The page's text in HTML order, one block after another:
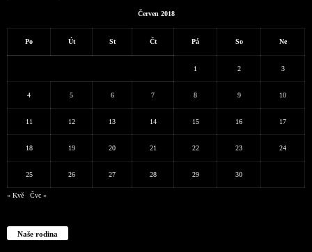
Červen 2018
Po Út St Čt Pá So Ne
1 2 3
4 5 6 7 8 9 10
11 12 13 14 15 16 17
18 19 20 21 22 23 24
25 26 27 28 29 30
« Kvě Čvc »
Naše rodina